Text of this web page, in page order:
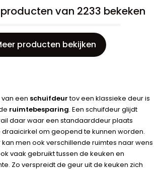
van 2233 bekeken
producten bekijken
een schuifdeurtov een klassieke deur is
ruimtebesparing. Een schuifdeur glijdt
daar waar een standaarddeur plaats
om geopend te kunnen worden.
men ook verschillende ruimtes naar wens
vaak gebruikt tussen de keuken en
Zo verspreidt de geur uit de keuken zich